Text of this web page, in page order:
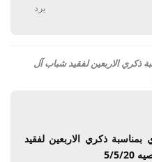
يرد
ذكري الاربعين لفقيد شباب آل
ذكري الاربعين لفقيد
20